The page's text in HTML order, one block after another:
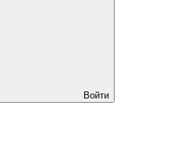
Войти